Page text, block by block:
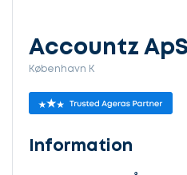
Accountz ApS
København K
Information